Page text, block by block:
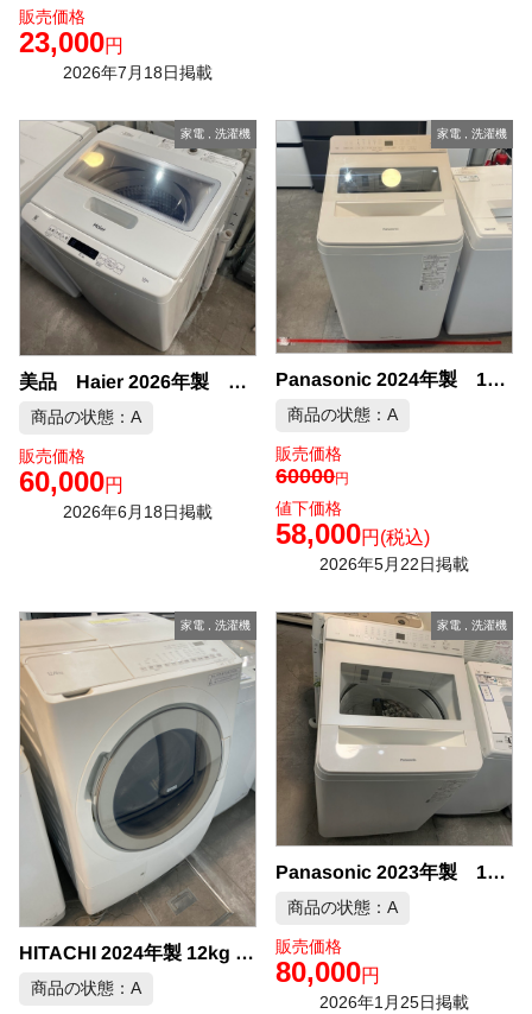
販売価格
23,000円
2026年7月18日掲載
家電, 洗濯機
美品 Haier 2026年製 10kg 洗濯機 中古品販売
商品の状態：A
販売価格
60,000円
2026年6月18日掲載
家電 洗濯機
Panasonic 2024年製 10kg 洗濯機 中古品販売
商品の状態：A
販売価格
60000円
値下価格
58,000円 (税込)
2026年5月22日掲載
家電, 洗濯機
HITACHI 2024年製 12kg ドラム式洗濯機 中古品販売
商品の状態：A
家電 , 洗濯機
Panasonic 2023年製 12kg 全自動洗濯機 中古品販売
商品の状態：A
販売価格
80,000円
2026年1月25日掲載